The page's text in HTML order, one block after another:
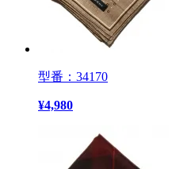
型番：34170
¥4,980